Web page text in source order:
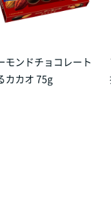
モンドチョコレート
カカオ 75g